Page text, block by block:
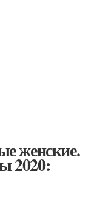
женские.
2020: